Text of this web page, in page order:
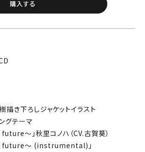
購入する
き下ろしジャケットイラスト
グテーマ
～」秋里コノハ（CV.古賀葵）
future～ (instrumental)」